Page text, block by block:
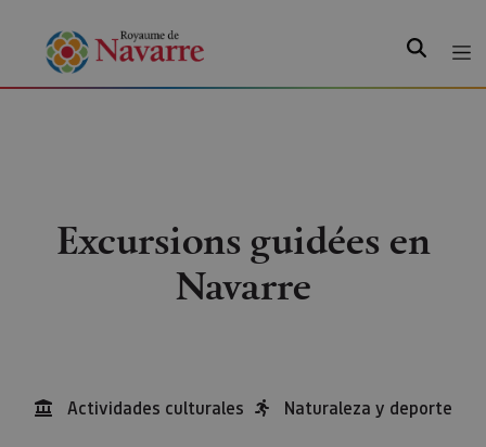
Excursions guidées en
Navarre
Actividades culturales Naturaleza y deporte